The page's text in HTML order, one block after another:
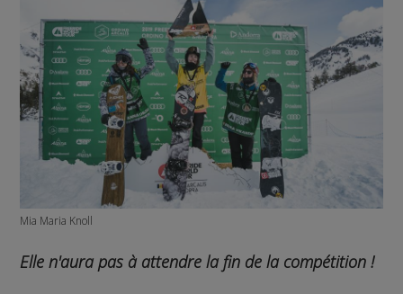
Mia Maria Knoll
Elle n'aura pas à attendre la fin de la compétition !